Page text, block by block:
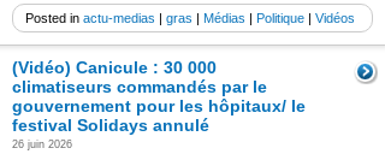
Posted in actu-medias | gras | Médias | Politique | Vidéos
(Vidéo) Canicule : 30 000
climatiseurs commandés par le
gouvernement pour les hôpitaux/ le
festival Solidays annulé
26 juin 2026